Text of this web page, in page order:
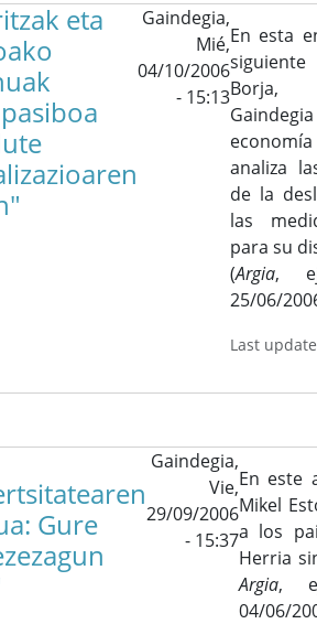
eta
Gaindegia,
Mié,
04/10/2006
- 15:13
En esta
Borja,
analiza
de la
las
para su
(Argia,
25/06/
Last
Gure
Gaindegia,
Vie,
29/09/2006
- 15:37
En este
Mikel
a los
Herria
Argia,
04/06/